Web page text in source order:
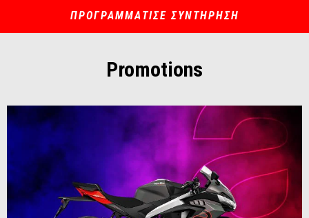
ΠΡΟΓΡΑΜΜΑΤΙΣΕ ΣΥΝΤΗΡΗΣΗ
Promotions